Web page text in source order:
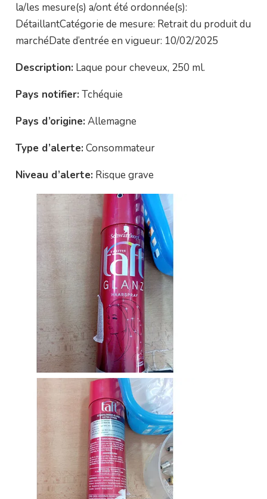
la/les mesure(s) a/ont été ordonnée(s):
DétaillantCatégorie de mesure: Retrait du produit du
marchéDate d’entrée en vigueur: 10/02/2025
Description: Laque pour cheveux, 250 ml.
Pays notifier: Tchéquie
Pays d’origine: Allemagne
Type d’alerte: Consommateur
Niveau d’alerte: Risque grave